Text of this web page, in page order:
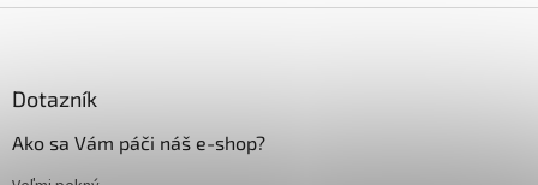
Dotazník
Ako sa Vám páči náš e-shop?